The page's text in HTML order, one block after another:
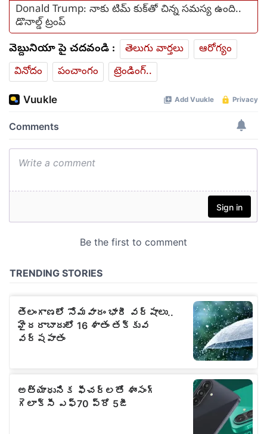
Donald Trump: నాకు టిమ్ కుక్‌తో చిన్న సమస్య ఉంది..
డొనాల్డ్ ట్రంప్
వెబ్దునియా పై చదవండి : తెలుగు వార్తలు
ఆరోగ్యం
వినోదం
పంచాంగం ట్రెండింగ్..